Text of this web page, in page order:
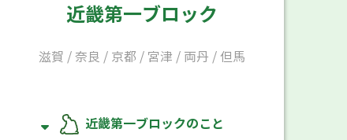
近畿第一ブロック
滋賀 / 奈良 / 京都 / 宮津 / 両丹 / 但馬
近畿第一ブロックのこと